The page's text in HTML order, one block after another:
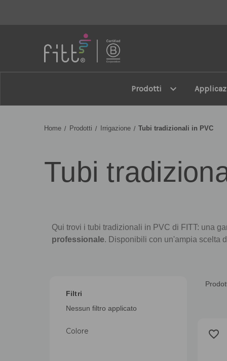
Prodotti expand_more
Home Prodotti Irrigazione Tubi tradizionali in PVC
Tubi
Qui trovi i tubi tradizionali in PVC di FITT: una
professionale. Disponibili con un'ampia scelta
Filtri
Nessun filtro applicato
Colore favorite_border